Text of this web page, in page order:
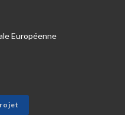
Européenne